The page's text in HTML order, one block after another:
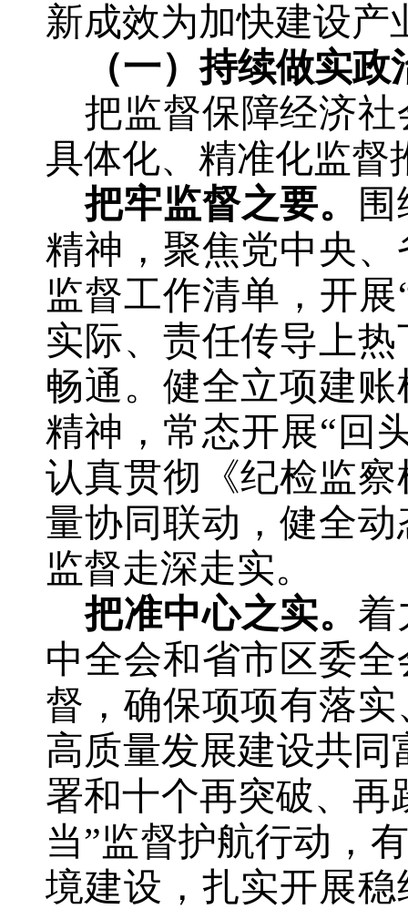
新成效为加快建设产
（一）持续做实政
把监督保障经济
具体化、精准化监督
把牢监督之要。
精神，聚焦党中央
监督工作清单， 开展
实际、责任传导上
畅通。 健全立项建
精神，常态开展“回
认真贯彻《纪检监
量协同联动，健全
监督走深走实。
把准中心之实。 着
中全会和省市区委
督， 确保项项有落
高质量发展建设共
署和十个再突破、再
当”监督护航行动，
境建设 ，扎实开展